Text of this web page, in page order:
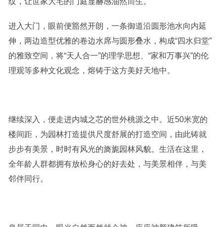
进入大门，眼前便豁然开朗，一条御道沿圆形池水向内延
伸，两边造型优雅的卷边水席与圆形叠水，构成“四水归堂”
的雅致空间，将“天人合一”的理学思想、“家和万事兴”的伦
理观等多种文化观念，熔铸于这方美好天地中。
继续深入，便走进内城之芯的世外桃源之中。近50米宽的
楼间距，为园林打造提供尺度舒展的打造空间，由此铸就
步步有美景，时时有风光的旖旎园林风貌。生活在这里，
全年龄人群都拥有放松身心的好去处，与美景相伴，与美
邻伴同行。